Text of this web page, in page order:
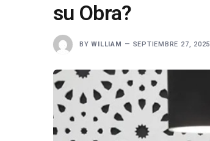
su Obra?
BY WILLIAM SEPTIEMBRE 27, 2025